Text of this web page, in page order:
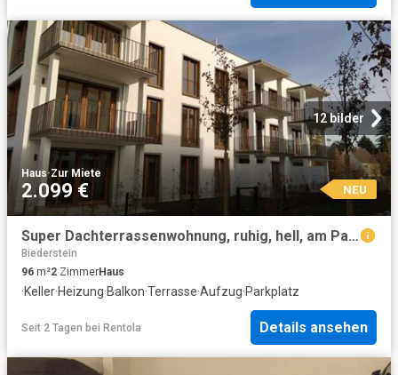
12 bilder
Haus·Zur Miete
2.099 € NEU
Super Dachterrassenwohnung, ruhig, hell, am Park, S Bahn 200 m
Biederstein
96 m²2 ZimmerHaus
·Keller·Heizung·Balkon·Terrasse·Aufzug·Parkplatz
Seit 2 Tagen bei Rentola Details ansehen